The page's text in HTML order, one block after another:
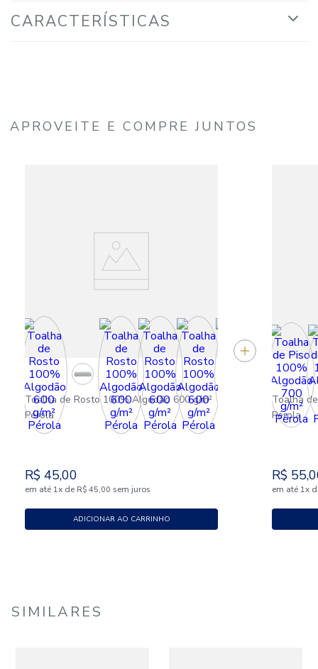
CARACTERÍSTICAS
APROVEITE E COMPRE JUNTOS
Toalha de Rosto 100% Algodão 600 g/m²
Pérola
R$ 45,00
em até 1x de R$ 45,00 sem juros
ADICIONAR AO CARRINHO
Toalha
Pérola
R$ 55,
em até 1x
SIMILARES